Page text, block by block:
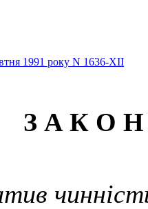
1991 року N 1636-XII
З А К О